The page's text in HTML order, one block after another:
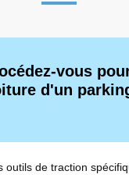
vous
d'un
outils de traction